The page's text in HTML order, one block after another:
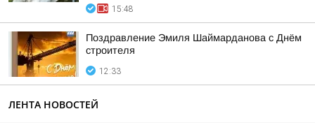
15:48
Поздравление Эмиля Шаймарданова с Днём
строителя
12:33
ЛЕНТА НОВОСТЕЙ